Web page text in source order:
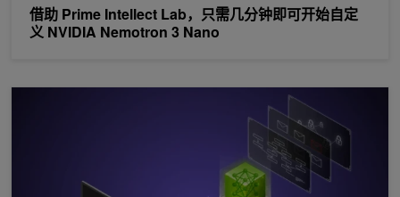
借助 Prime Intellect Lab，只需几分钟即可开始自定
义 NVIDIA Nemotron 3 Nano
让长时间运行的 NVIDIA TensorRT 引擎在 Python 或 C++ 中构